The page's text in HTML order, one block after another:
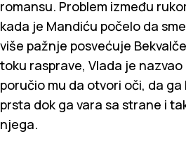
romansu. Problem između
kada je Mandiću počelo da
više pažnje posvećuje
toku rasprave, Vlada je nazvao
poručio mu da otvori oči, da
prsta dok ga vara sa strane i
njega.